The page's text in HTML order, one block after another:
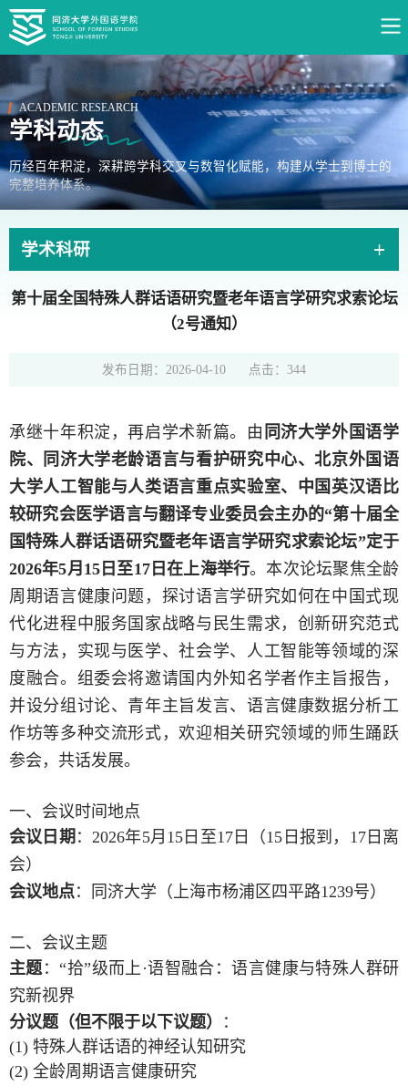
ACADEMIC RESEARCH
学科动态
历经百年积淀，深耕跨学科交叉与数智化赋能，构建从学士到博士的
完整培养体系。
学术科研
第十届全国特殊人群话语研究暨老年语言学研究求索论坛
（2号通知）
发布日期：2026-04-10 点击：344
承继十年积淀，再启学术新篇。由 同济大学外国语学
院、同济大学老龄语言与看护研究中心、北京外国语
大学人工智能与人类语言重点实验室、中国英汉语比
较研究会医学语言与翻译专业委员会主办的“第十届全
国特殊人群话语研究暨老年语言学研究求索论坛”定于
2026年5月15日至17日在上海举行。本次论坛聚焦全龄
周期语言健康问题，探讨语言学研究如何在中国式现
代化进程中服务国家战略与民生需求，创新研究范式
与方法，实现与医学、社会学、人工智能等领域的深
度融合。组委会将邀请国内外知名学者作主旨报告，
并设分组讨论、青年主旨发言、语言健康数据分析工
作坊等多种交流形式，欢迎相关研究领域的师生踊跃
参会，共话发展。
一、 会议时间地点
会议日期 ：2026年5月15日至17日（15日报到，17日离
会）
会议地点：同济大学（上海市杨浦区四平路1239号）
二、 会议主题
主题： “拾”级而上·语智融合：语言健康与特殊人群研
究新视界
分议题（但不限于以下议题）
：
(1) 特殊人群话语的神经认知研究
(2) 全龄周期语言健康研究